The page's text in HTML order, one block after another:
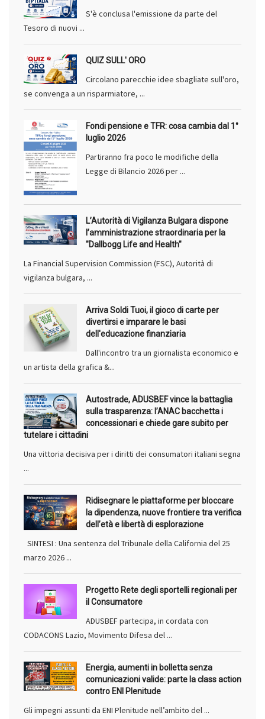
S'è conclusa l'emissione da parte del
Tesoro di nuovi ...
QUIZ SULL' ORO
Circolano parecchie idee sbagliate sull'oro,
se convenga a un risparmiatore, ...
Fondi pensione e TFR: cosa cambia dal 1°
luglio 2026
Partiranno fra poco le modifiche della
Legge di Bilancio 2026 per ...
L’Autorità di Vigilanza Bulgara dispone
l’amministrazione straordinaria per la
"Dallbogg Life and Health"
La Financial Supervision Commission (FSC), Autorità di
vigilanza bulgara, ...
Arriva Soldi Tuoi, il gioco di carte per
divertirsi e imparare le basi
dell'educazione finanziaria
Dall'incontro tra un giornalista economico e
un artista della grafica &...
Autostrade, ADUSBEF vince la battaglia
sulla trasparenza: l’ANAC bacchetta i
concessionari e chiede gare subito per
tutelare i cittadini
Una vittoria decisiva per i diritti dei consumatori italiani segna
...
Ridisegnare le piattaforme per bloccare
la dipendenza, nuove frontiere tra verifica
dell’età e libertà di esplorazione
SINTESI : Una sentenza del Tribunale della California del 25
marzo 2026 ...
Progetto Rete degli sportelli regionali per
il Consumatore
ADUSBEF partecipa, in cordata con
CODACONS Lazio, Movimento Difesa del ...
Energia, aumenti in bolletta senza
comunicazioni valide: parte la class action
contro ENI Plenitude
Gli impegni assunti da ENI Plenitude nell’ambito del ...